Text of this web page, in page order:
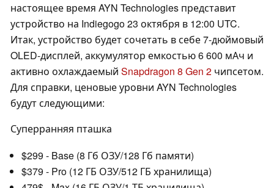
настоящее время AYN Technologies представит
устройство на Indiegogo 23 октября в 12:00 UTC.
Итак, устройство будет сочетать в себе 7-дюймовый
OLED-дисплей, аккумулятор емкостью 6 600 мАч и
активно охлаждаемый Snapdragon 8 Gen 2 чипсетом.
Для справки, ценовые уровни AYN Technologies
будут следующими:
Суперранняя пташка
$299 - Base (8 Гб ОЗУ/128 Гб памяти)
$379 - Pro (12 ГБ ОЗУ/512 ГБ хранилища)